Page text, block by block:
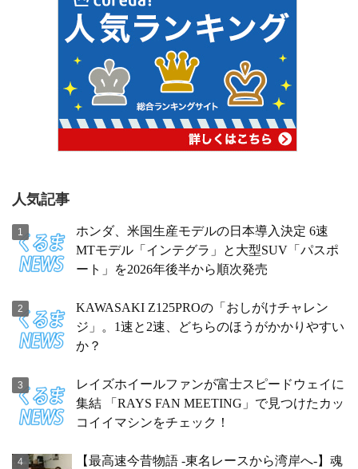
人気記事
ホンダ、米国生産モデルの日本導入決定 6速
MTモデル「インテグラ」と大型SUV「パスポ
ート」を2026年後半から順次発売
KAWASAKI Z125PROの「おしがけチャレン
ジ」。1速と2速、どちらのほうがかかりやすい
か？
レイズホイールファンが富士スピードウェイに
集結 「RAYS FAN MEETING」で見つけたカッ
コイイマシンをチェック！
【最高速今昔物語 -東名レースから湾岸へ-】魂